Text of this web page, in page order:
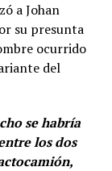
a Johan
su presunta
ocurrido
del
se habría
los dos